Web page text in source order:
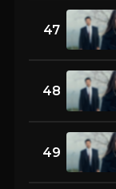
47
48
49